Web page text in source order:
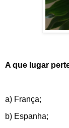
A que lugar
a) França;
b) Espanha;